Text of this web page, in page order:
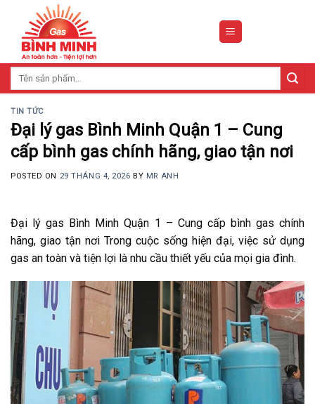
content
TIN TỨC
Đại lý gas Bình Minh Quận 1 – Cung
cấp bình gas chính hãng, giao tận nơi
POSTED ON 29 THÁNG 4, 2026 BY MR ANH
Đại lý gas Bình Minh Quận 1 – Cung cấp bình gas chính
hãng, giao tận nơi Trong cuộc sống hiện đại, việc sử dụng
gas an toàn và tiện lợi là nhu cầu thiết yếu của mọi gia đình.